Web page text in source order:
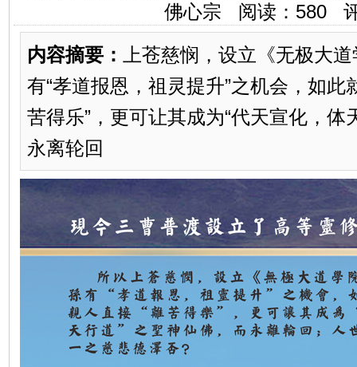
佛心宗 阅读： 580评
内容摘要：
上苍慈悯，设立《无极大
有“孝道报恩，祖灵提升”之机会，如此
苦得乐”，更可让其成为“代天宣化，体
永离轮回